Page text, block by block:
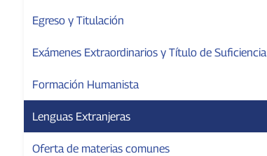
Egreso y Titulación
Exámenes Extraordinarios y Título de Suficiencia
Formación Humanista
Lenguas Extranjeras
Oferta de materias comunes